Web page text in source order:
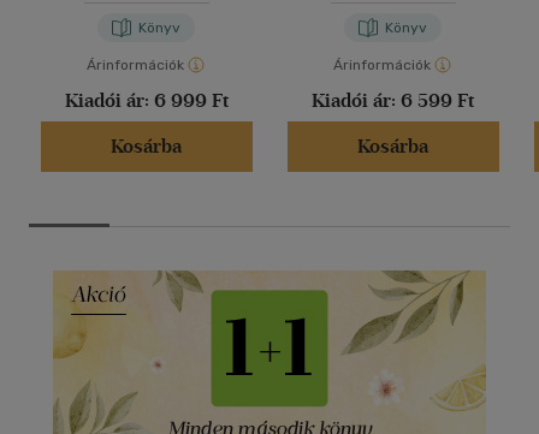
Könyv
Árinformációk
Kiadói ár: 6 999 Ft
Kosárba
Könyv
Árinformációk
Kiadói ár: 6 599 Ft
Kosárba